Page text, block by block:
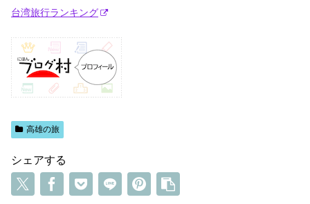
台湾旅行ランキング
高雄の旅
シェアする